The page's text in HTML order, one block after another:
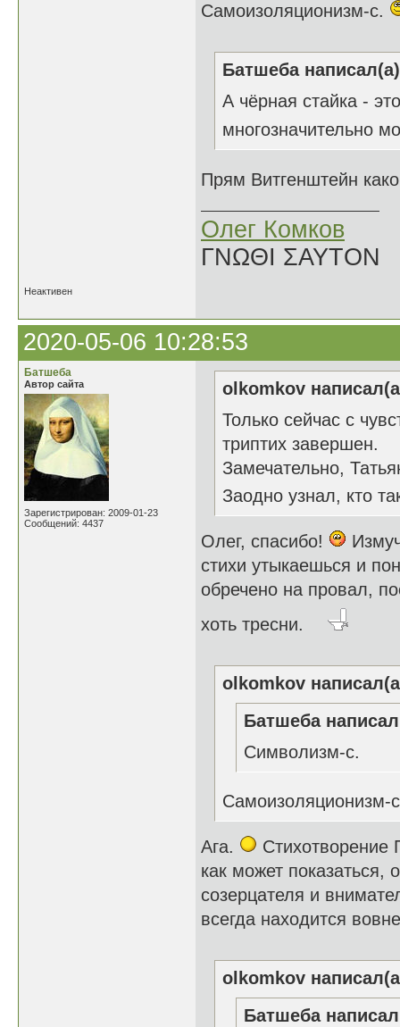
Самоизоляционизм-с.
Батшеба
А чёрная стайка -
многозначительно
Прям Витгенштейн
Олег Комков
ΓΝΩΘΙ ΣΑΥΤΟΝ
Неактивен
2020-05-06 10:28:53
Батшеба
Автор сайта
Зарегистрирован: 2009-01-23
Сообщений: 4437
olkomkov
Только сейчас с
триптих завершен.
Замечательно,
Заодно узнал, кто
Олег, спасибо!
стихи утыкаешься и
обречено на провал,
хоть тресни.
olkomkov
Батшеба
Символизм-с.
Самоизоляционизм-
Ага.
Стихотворение
как может показаться,
созерцателя и
всегда находится
olkomkov
Батшеба